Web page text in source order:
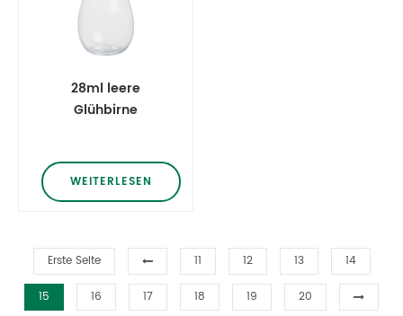
28ml leere
Glühbirne
WEITERLESEN
Erste Seite 11 12 13 14
15 16 17 18 19 20